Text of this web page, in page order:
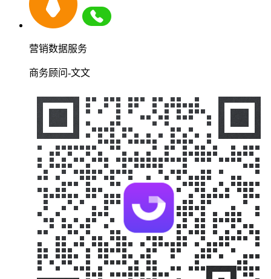
营销数据服务
商务顾问-文文